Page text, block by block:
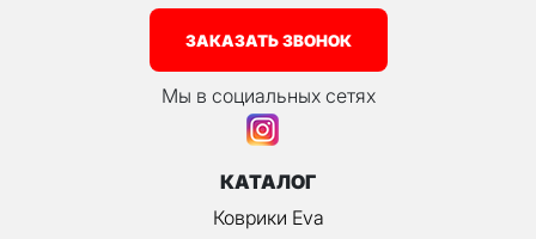
ЗАКАЗАТЬ ЗВОНОК
Мы в социальных сетях
КАТАЛОГ
Коврики Eva